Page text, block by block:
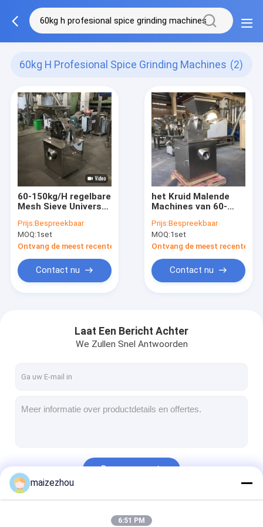
60kg H Profesional Spice Grinding Machines (2)
60-150kg/H regelbare
Mesh Sieve Universal
Kruid Malende
Machines
Prijs:Bespreekbaar
MOQ:1set
Ontvang de meest recente Prijs
Contact nu
het Kruid Malende
Machines van 60-
Prijs:Bespreekbaar
MOQ:1set
Ontvang de meest recente
Contact nu
Laat Een Bericht Achter
We Zullen Snel Antwoorden
Doorgaan
maizezhou
6:51 PM